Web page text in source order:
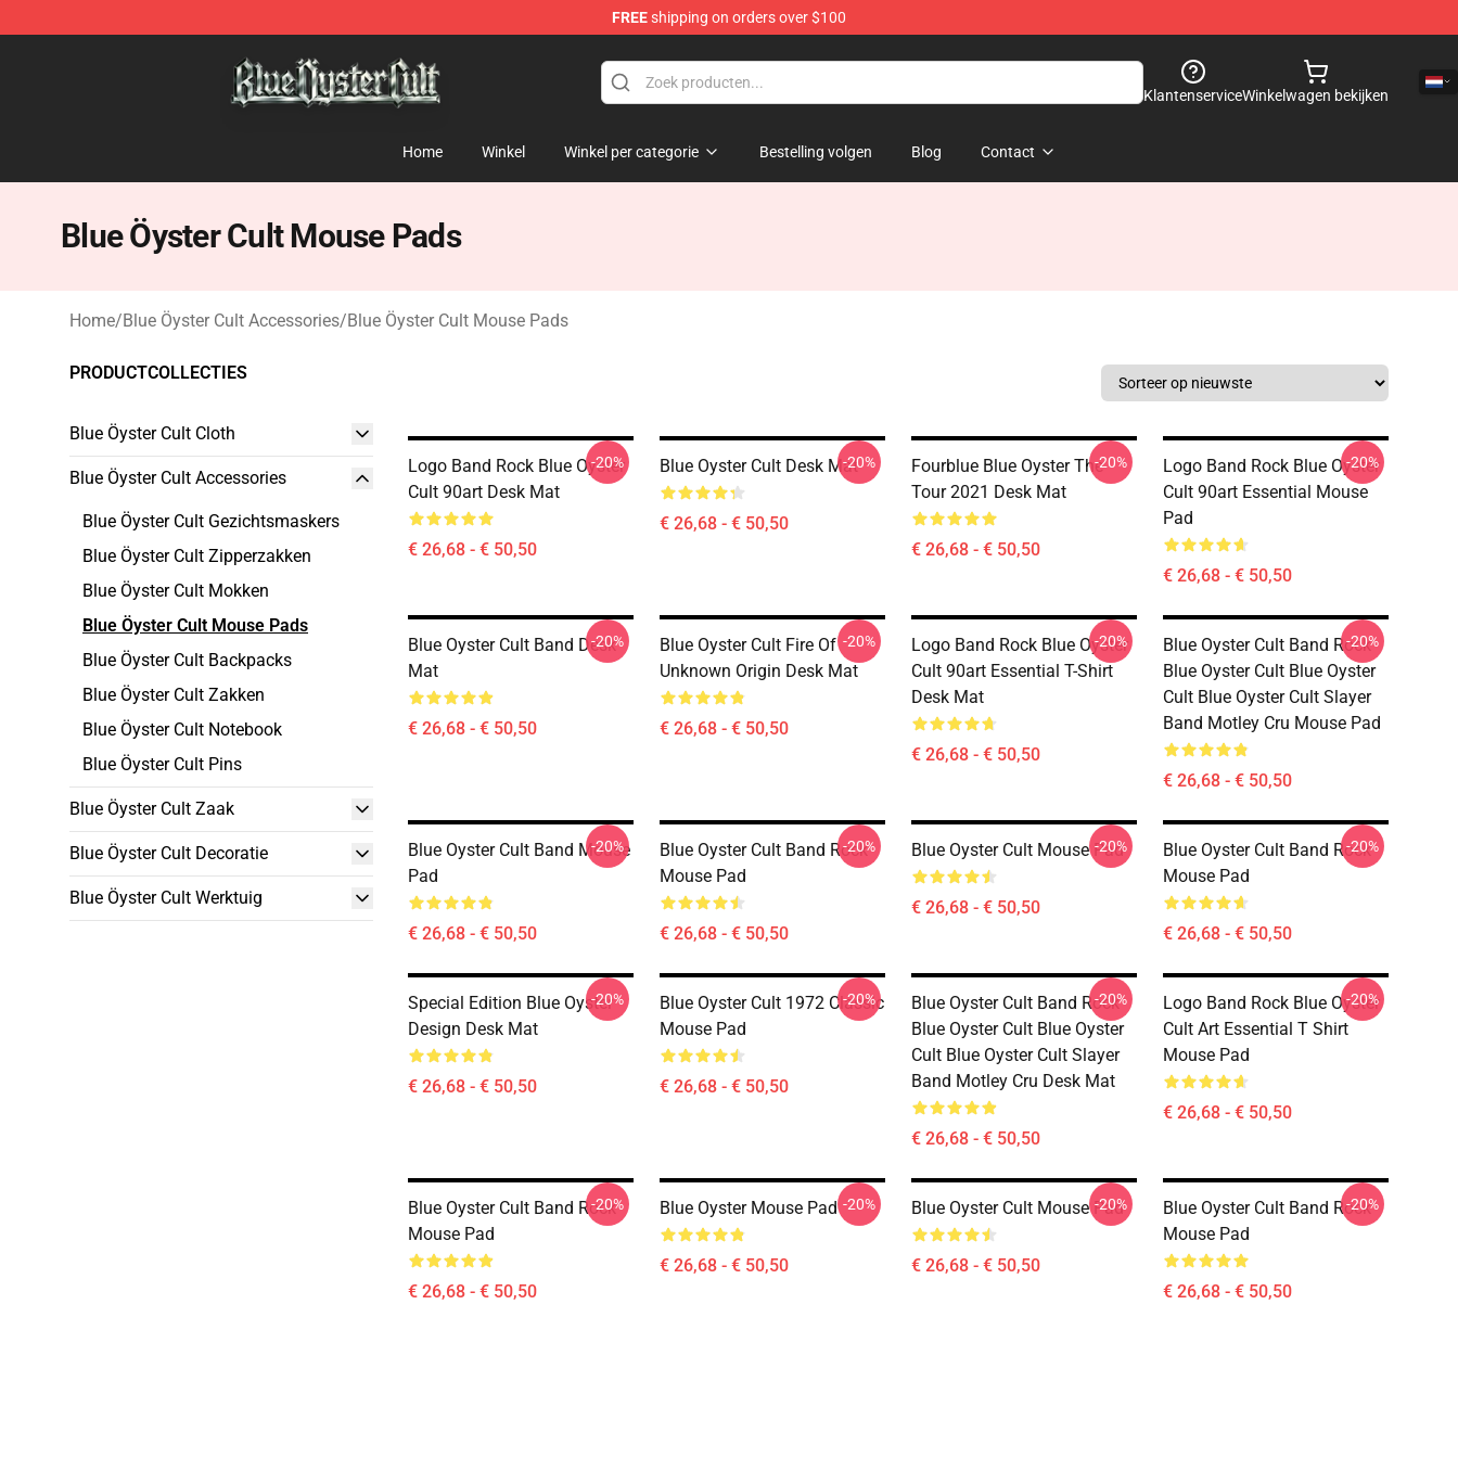
FREEshipping on orders over $100
KlantenserviceWinkelwagen bekijken
Home Winkel Winkel per categorie Bestelling volgen Blog Contact
Blue Öyster Cult Mouse Pads
Home/Blue Öyster Cult Accessories/Blue Öyster Cult Mouse Pads
PRODUCTCOLLECTIES
Blue Öyster Cult Cloth
Blue Öyster Cult Accessories
Blue Öyster Cult Gezichtsmaskers
Blue Öyster Cult Zipperzakken
Blue Öyster Cult Mokken
Blue Öyster Cult Mouse Pads
Blue Öyster Cult Backpacks
Blue Öyster Cult Zakken
Blue Öyster Cult Notebook
Blue Öyster Cult Pins
Blue Öyster Cult Zaak
Blue Öyster Cult Decoratie
Blue Öyster Cult Werktuig
Logo Band Rock Blue Oyster
Cult 90art Desk Mat
€ 26,68 - € 50,50
-20% Blue Oyster Cult Desk Mat
€ 26,68 - € 50,50
-20%
Fourblue Blue Oyster The
Tour 2021 Desk Mat
€ 26,68 - € 50,50
-20%
Logo Band Rock Blue Oyster
Cult 90art Essential Mouse
Pad
€ 26,68 - € 50,50
-20%
Blue Oyster Cult Band Desk
Mat
€ 26,68 - € 50,50
-20%
Blue Oyster Cult Fire Of
Unknown Origin Desk Mat
€ 26,68 - € 50,50
-20%
Logo Band Rock Blue Oyster
Cult 90art Essential T-Shirt
Desk Mat
€ 26,68 - € 50,50
-20%
Blue Oyster Cult Band Rock
Blue Oyster Cult Blue Oyster
Cult Blue Oyster Cult Slayer
Band Motley Cru Mouse Pad
€ 26,68 - € 50,50
-20%
Blue Oyster Cult Band Mouse
Pad
€ 26,68 - € 50,50
-20%
Blue Oyster Cult Band Rock
Mouse Pad
€ 26,68 - € 50,50
-20% Blue Oyster Cult Mouse Pad
€ 26,68 - € 50,50
-20%
Blue Oyster Cult Band Rock
Mouse Pad
€ 26,68 - € 50,50
-20%
Special Edition Blue Oyster
Design Desk Mat
€ 26,68 - € 50,50
-20%
Blue Oyster Cult 1972 Classic
Mouse Pad
€ 26,68 - € 50,50
-20%
Blue Oyster Cult Band Rock
Blue Oyster Cult Blue Oyster
Cult Blue Oyster Cult Slayer
Band Motley Cru Desk Mat
€ 26,68 - € 50,50
-20%
Logo Band Rock Blue Oyster
Cult Art Essential T Shirt
Mouse Pad
€ 26,68 - € 50,50
-20%
Blue Oyster Cult Band Rock
Mouse Pad
€ 26,68 - € 50,50
-20% Blue Oyster Mouse Pad
€ 26,68 - € 50,50
-20% Blue Oyster Cult Mouse Pad
€ 26,68 - € 50,50
-20%
Blue Oyster Cult Band Rock
Mouse Pad
€ 26,68 - € 50,50
-20%